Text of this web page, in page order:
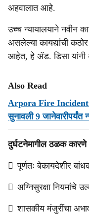
अहवालात आहे.
उच्च न्यायालयाने नवीन
असलेल्या कायद्यांची
आहेत, हे ॲड. डिसा
Also Read
Arpora Fire Incident:
सुनावली 9 जानेवारीपर्यंत
दुर्घटनेमागील ठळक कारणे
 पूर्णतः बेकायदेशीर
 अग्निसुरक्षा नियमांचे
 शासकीय मंजुरींचा